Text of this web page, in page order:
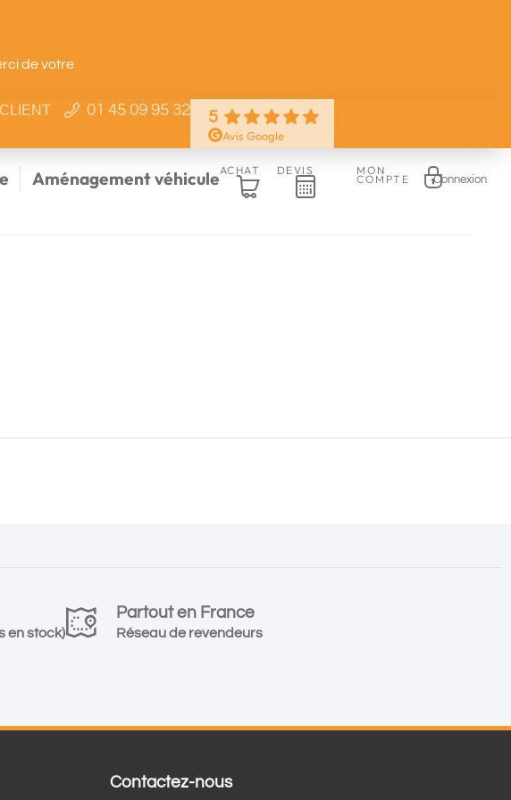
de votre
01 45 09 95 32 5
Avis Google
Aménagement véhiculeACHAT DEVIS MON
COMPTE Connexion
en stock)
Partout en France
Réseau de revendeurs
Contactez-nous